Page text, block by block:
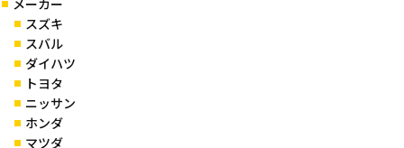
スズキ
スバル
ダイハツ
トヨタ
ニッサン
ホンダ
マツダ